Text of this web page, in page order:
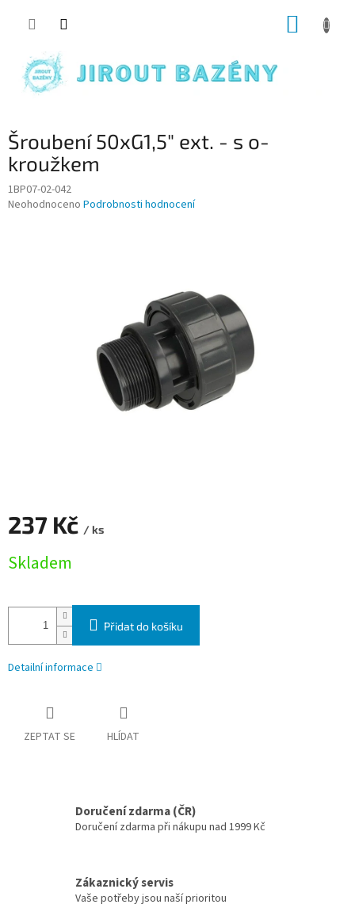
Šroubení 50xG1,5" ext. - s o-
kroužkem
1BP07-02-042
Průměrné hodnocení produktu je 0,0 z 5 hvězdiček.
Neohodnoceno Podrobnosti hodnocení
237 Kč / ks
Skladem
Přidat do košíku
Detailní informace
ZEPTAT SE HLÍDAT
Doručení zdarma (ČR)
Doručení zdarma při nákupu nad 1999 Kč
Zákaznický servis
Vaše potřeby jsou naší prioritou